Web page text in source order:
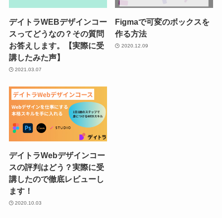
デイトラWEBデザインコー
スってどうなの？その質問
お答えします。【実際に受
講したみた声】
2021.03.07
Figmaで可変のボックスを
作る方法
2020.12.09
デイトラWebデザインコー
スの評判はどう？実際に受
講したので徹底レビューし
ます！
2020.10.03